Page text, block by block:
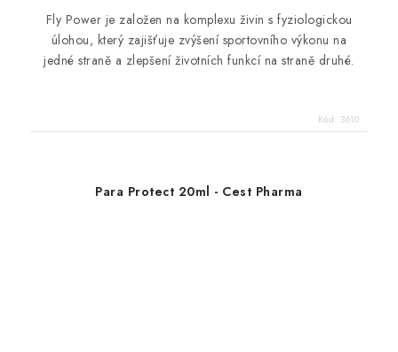
Fly Power je založen na komplexu živin s fyziologickou
úlohou, který zajišťuje zvýšení sportovního výkonu na
jedné straně a zlepšení životních funkcí na straně druhé.
Kód: 3610
Para Protect 20ml - Cest Pharma